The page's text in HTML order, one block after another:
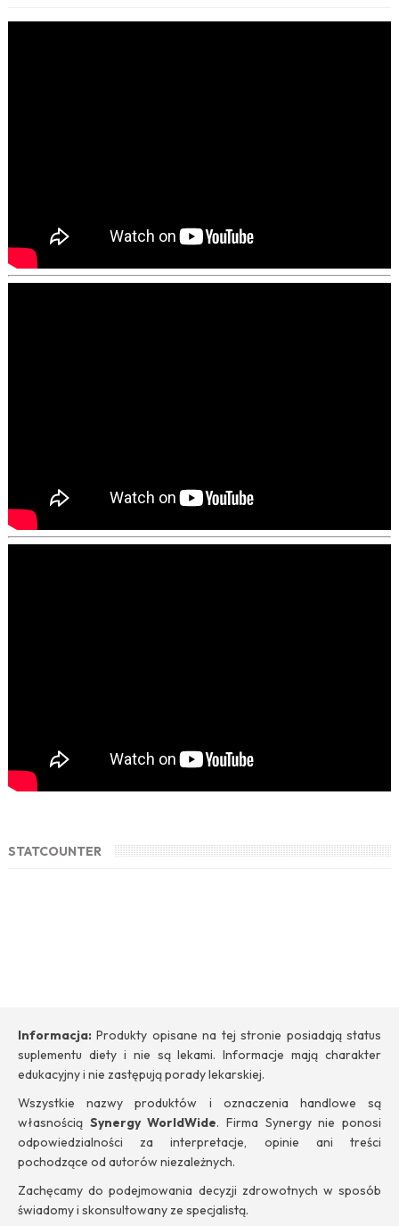
STATCOUNTER
Informacja: Produkty opisane na tej stronie posiadają status
suplementu diety i nie są lekami. Informacje mają charakter
edukacyjny i nie zastępują porady lekarskiej.
Wszystkie nazwy produktów i oznaczenia handlowe są
własnością Synergy WorldWide. Firma Synergy nie ponosi
odpowiedzialności za interpretacje, opinie ani treści
pochodzące od autorów niezależnych.
Zachęcamy do podejmowania decyzji zdrowotnych w sposób
świadomy i skonsultowany ze specjalistą.